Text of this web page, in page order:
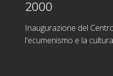
2000
Inaugurazione del
l'ecumenismo e la